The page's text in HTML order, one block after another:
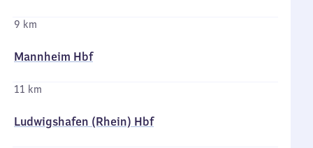
9 km
Mannheim Hbf
11 km
Ludwigshafen (Rhein) Hbf